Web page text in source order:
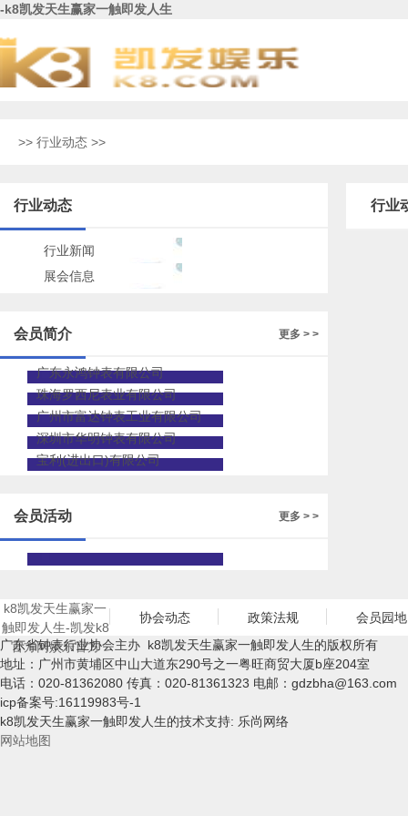
-k8凯发天生赢家一触即发人生
>> 行业动态 >>
行业动态
行业新闻
展会信息
更多 > >
会员简介
广东永鸿钟表有限公司
珠海罗西尼表业有限公司
广州市富达钟表工业有限公司
深圳市华明钟表有限公司
宝利(进出口)有限公司
更多 > >
会员活动
行业
k8凯发天生赢家一
触即发人生-凯发k8
官方网娱乐官方
协会动态 政策法规
会员园地
广东省钟表行业协会主办 k8凯发天生赢家一触即发人生的版权所有
地址：广州市黄埔区中山大道东290号之一粤旺商贸大厦b座204室
电话：020-81362080 传真：020-81361323 电邮： gdzbha@163.com
icp备案号:16119983号-1
k8凯发天生赢家一触即发人生的技术支持: 乐尚网络
网站地图